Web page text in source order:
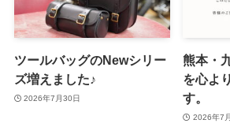
ツールバッグのNewシリー
ズ増えました♪
2026年7月30日
熊本・
を心よ
す。
2026年7